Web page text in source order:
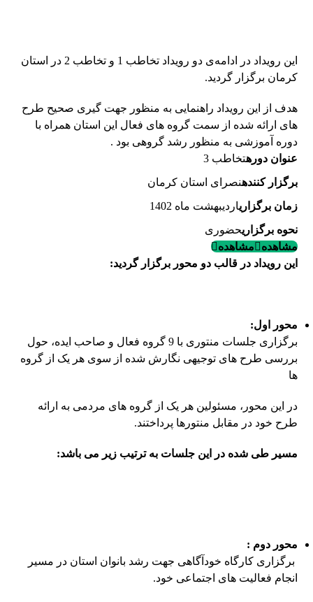
این رویداد در ادامه‌ی دو رویداد تخاطب 1 و تخاطب 2 در استان
کرمان برگزار گردید.
هدف از این رویداد راهنمایی به منظور جهت گیری صحیح طرح
های ارائه شده از سمت گروه های فعال این استان همراه با
دوره آموزشی به منظور رشد گروهی بود .
عنوان دورهتخاطب 3
برگزار کنندهنصرای استان کرمان
زمان برگزاریاردیبهشت ماه 1402
نحوه برگزاریحضوری
مشاهده
مشاهده
این رویداد در قالب دو محور برگزار گردید:
محور اول:
برگزاری جلسات منتوری با 9 گروه فعال و صاحب ایده، حول
بررسی طرح های توجیهی نگارش شده از سوی هر یک از گروه
ها
در این محور، مسئولین هر یک از گروه های مردمی به ارائه
طرح خود در مقابل منتورها پرداختند.
مسیر طی شده در این جلسات به ترتیب زیر می باشد:
محور دوم :
برگزاری کارگاه خودآگاهی جهت رشد بانوان استان در مسیر
انجام فعالیت های اجتماعی خود.